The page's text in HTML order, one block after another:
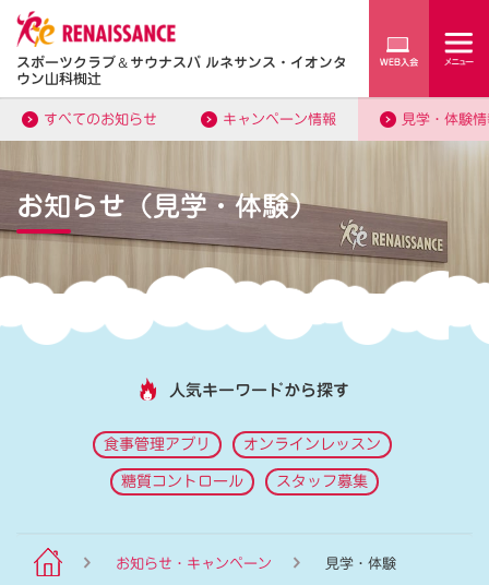
スポーツクラブ＆サウナスパ ルネサンス・イオンタ
ウン山科椥辻
すべてのお知らせ キャンペーン情報 見学・体験
お知らせ（見学・体験）
人気キーワードから探す
食事管理アプリ オンラインレッスン
糖質コントロール スタッフ募集
お知らせ・キャンペーン 見学・体験